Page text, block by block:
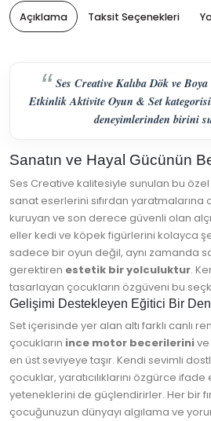
Açıklama Taksit Seçenekleri
Ses Creative Kalıba Dök ve
Etkinlik Aktivite Oyun & Set
deneyimlerinden birini
Sanatın ve Hayal Gücünün
Ses Creative kalitesiyle sunulan bu
sanat eserlerini sıfırdan yaratmalarına
kuruyan ve son derece güvenli olan alçı
eller kedi ve köpek figürlerini kolayca
sadece bir oyun değil, aynı zamanda
gerektiren estetik bir yolculuktur.
tasarlayan çocukların özgüveni bu
Gelişimi Destekleyen Eğitici Bir
Set içerisinde yer alan altı farklı canlı
çocukların ince motor becerilerini
en üst seviyeye taşır. Kendi sevimli
çocuklar, yaratıcılıklarını özgürce
yeteneklerini de güçlendirirler. Her bir
çocuğunuzun dünyayı algılama ve